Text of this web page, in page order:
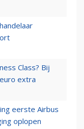
Class? Bij
extra
eerste Airbus
oplopen